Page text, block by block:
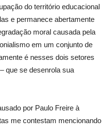
do território educacional
e permanece abertamente
moral causada pela
em um conjunto de
é nesses dois setores
que se desenrola sua
por Paulo Freire à
me contestam mencionando